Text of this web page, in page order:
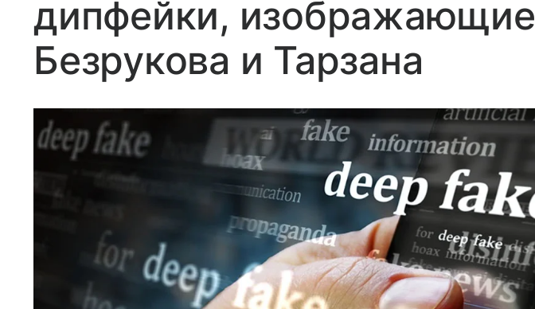
дипфейки, изображающие
Безрукова и Тарзана